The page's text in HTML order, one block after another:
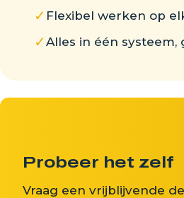
✓ Flexibel werken op
✓Alles in één systeem,
Probeer het zelf
Vraag een vrijblijvende